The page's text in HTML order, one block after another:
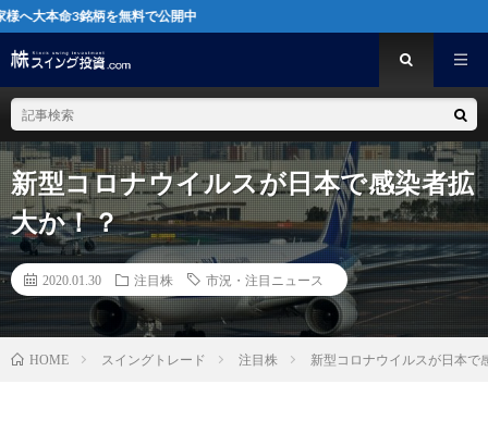
を無料で公開中
新型コロナウイルスが日本で感染者拡
大か！？
2020.01.30 注目株 市況・注目ニュース
HOME スイングトレード 注目株 新型コロナウイルスが日本で